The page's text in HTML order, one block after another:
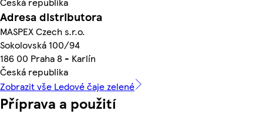
Adresa distributora
MASPEX Czech s.r.o.
Sokolovská 100/94
186 00 Praha 8 - Karlín
Česká republika
Zobrazit vše Ledové čaje zelené
Příprava a použití